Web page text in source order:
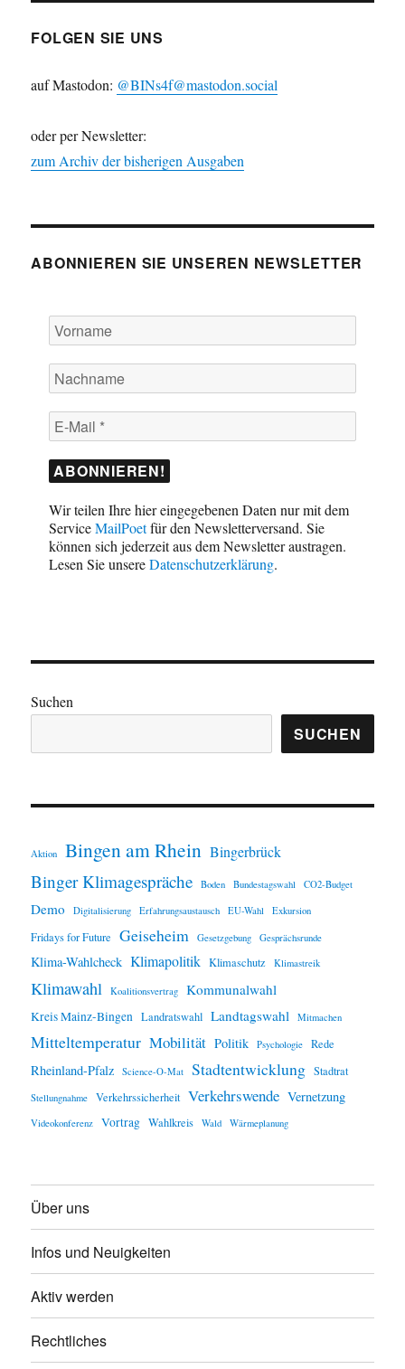
FOLGEN SIE UNS
auf Mastodon: @BINs4f@mastodon.social
oder per Newsletter:
zum Archiv der bisherigen Ausgaben
ABONNIEREN SIE UNSEREN NEWSLETTER
Wir teilen Ihre hier eingegebenen Daten nur mit dem
ServiceMailPoetfür den Newsletterversand. Sie
können sich jederzeit aus dem Newsletter austragen.
Lesen Sie unsereDatenschutzerklärung.
Suchen
SUCHEN
Aktion Bingen am Rhein Bingerbrück
Binger Klimagespräche Boden Bundestagswahl CO2-Budget
Demo Digitalisierung Erfahrungsaustausch EU-Wahl Exkursion
Fridays for Future Geiseheim Gesetzgebung Gesprächsrunde
Klima-Wahlcheck Klimapolitik Klimaschutz Klimastreik
Klimawahl Koalitionsvertrag Kommunalwahl
Kreis Mainz-Bingen Landratswahl Landtagswahl Mitmachen
Mitteltemperatur Mobilität Politik Psychologie Rede
Rheinland-Pfalz Science-O-Mat Stadtentwicklung Stadtrat
Stellungnahme Verkehrssicherheit Verkehrswende Vernetzung
Videokonferenz Vortrag Wahlkreis Wald Wärmeplanung
Über uns
Infos und Neuigkeiten
Aktiv werden
Rechtliches